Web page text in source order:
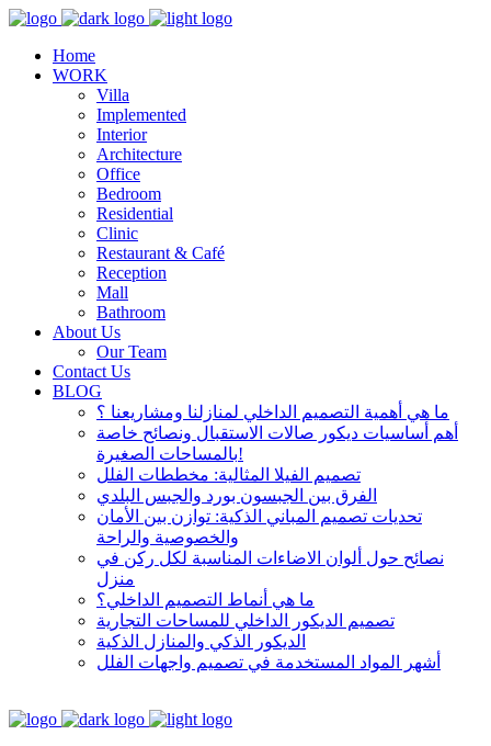
Home
WORK
Villa
Implemented
Interior
Architecture
Office
Bedroom
Residential
Clinic
Restaurant & Café
Reception
Mall
Bathroom
About Us
Our Team
Contact Us
BLOG
ما هي أهمية التصميم الداخلي لمنازلنا ومشاريعنا ؟
أهم أساسيات ديكور صالات الاستقبال ونصائح خاصة
بالمساحات الصغيرة!
تصميم الفيلا المثالية: مخططات الفلل
الفرق بين الجبسون بورد والجبس البلدي
تحديات تصميم المباني الذكية: توازن بين الأمان
والخصوصية والراحة
نصائح حول ألوان الاضاءات المناسبة لكل ركن في
منزل
ما هي أنماط التصميم الداخلي؟
تصميم الديكور الداخلي للمساحات التجارية
الديكور الذكي والمنازل الذكية
أشهر المواد المستخدمة في تصميم واجهات الفلل